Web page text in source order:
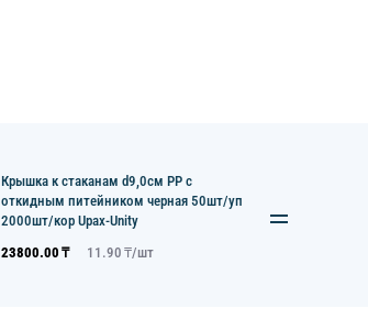
Крышка к стаканам d9,0см PP с
откидным питейником черная 50шт/уп
2000шт/кор Upax-Unity
23800.00 ₸ 11.90 ₸/шт